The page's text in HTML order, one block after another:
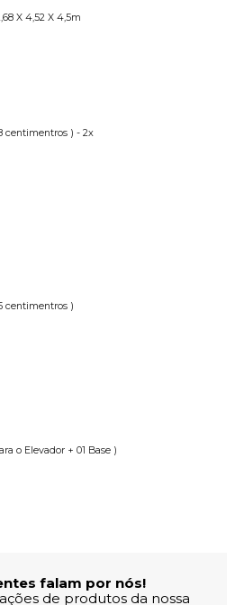
X 4,52 X 4,5m
centimentros ) - 2x
centimentros )
o Elevador + 01 Base )
falam por nós!
de produtos da nossa